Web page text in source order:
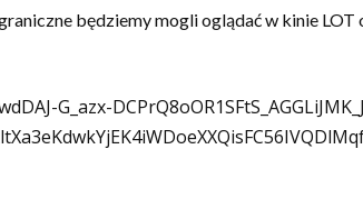
będziemy mogli oglądać w kinie
G_azx-